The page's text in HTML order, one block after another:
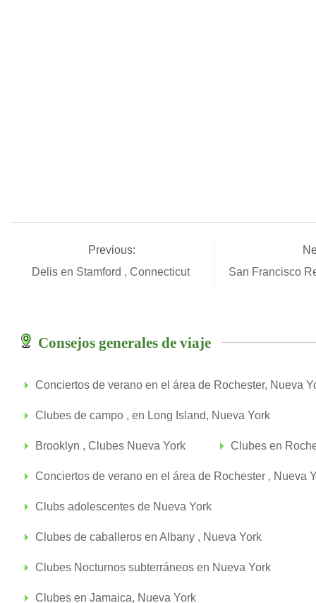
Previous:
Delis en Stamford , Connecticut
San Francisco
Consejos generales de viaje
Conciertos de verano en el área de Rochester, Nueva
Clubes de campo , en Long Island, Nueva York
Brooklyn , Clubes Nueva York Clubes en
Conciertos de verano en el área de Rochester , Nueva
Clubs adolescentes de Nueva York
Clubes de caballeros en Albany , Nueva York
Clubes Nocturnos subterráneos en Nueva York
Clubes en Jamaica, Nueva York